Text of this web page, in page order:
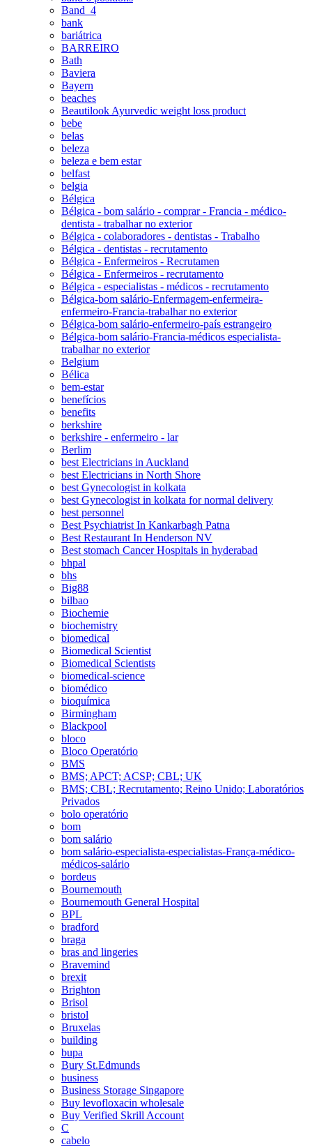
Band_4
bank
bariátrica
BARREIRO
Bath
Baviera
Bayern
beaches
Beautilook Ayurvedic weight loss product
bebe
belas
beleza
beleza e bem estar
belfast
belgia
Bélgica
Bélgica - bom salário - comprar - Francia - médico-
dentista - trabalhar no exterior
Bélgica - colaboradores - dentistas - Trabalho
Bélgica - dentistas - recrutamento
Bélgica - Enfermeiros - Recrutamen
Bélgica - Enfermeiros - recrutamento
Bélgica - especialistas - médicos - recrutamento
Bélgica-bom salário-Enfermagem-enfermeira-
enfermeiro-Francia-trabalhar no exterior
Bélgica-bom salário-enfermeiro-país estrangeiro
Bélgica-bom salário-Francia-médicos especialista-
trabalhar no exterior
Belgium
Bélica
bem-estar
benefícios
benefits
berkshire
berkshire - enfermeiro - lar
Berlim
best Electricians in Auckland
best Electricians in North Shore
best Gynecologist in kolkata
best Gynecologist in kolkata for normal delivery
best personnel
Best Psychiatrist In Kankarbagh Patna
Best Restaurant In Henderson NV
Best stomach Cancer Hospitals in hyderabad
bhpal
bhs
Big88
bilbao
Biochemie
biochemistry
biomedical
Biomedical Scientist
Biomedical Scientists
biomedical-science
biomédico
bioquímica
Birmingham
Blackpool
bloco
Bloco Operatório
BMS
BMS; APCT; ACSP; CBL; UK
BMS; CBL; Recrutamento; Reino Unido; Laboratórios
Privados
bolo operatório
bom
bom salário
bom salário-especialista-especialistas-França-médico-
médicos-salário
bordeus
Bournemouth
Bournemouth General Hospital
BPL
bradford
braga
bras and lingeries
Bravemind
brexit
Brighton
Brisol
bristol
Bruxelas
building
bupa
Bury St.Edmunds
business
Business Storage Singapore
Buy levofloxacin wholesale
Buy Verified Skrill Account
C
cabelo